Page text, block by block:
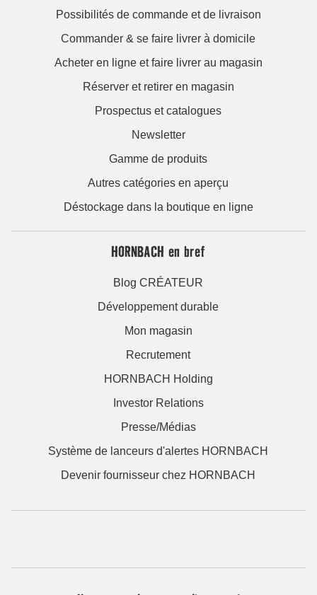
Possibilités de commande et de livraison
Commander & se faire livrer à domicile
Acheter en ligne et faire livrer au magasin
Réserver et retirer en magasin
Prospectus et catalogues
Newsletter
Gamme de produits
Autres catégories en aperçu
Déstockage dans la boutique en ligne
HORNBACH en bref
Blog CRÉATEUR
Développement durable
Mon magasin
Recrutement
HORNBACH Holding
Investor Relations
Presse/Médias
Système de lanceurs d'alertes HORNBACH
Devenir fournisseur chez HORNBACH